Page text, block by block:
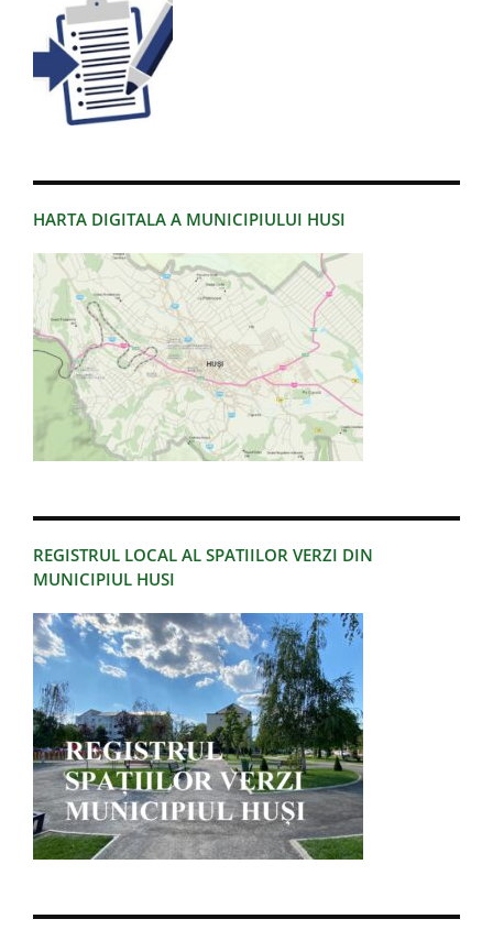
HARTA DIGITALA A MUNICIPIULUI HUSI
REGISTRUL LOCAL AL SPATIILOR VERZI DIN
MUNICIPIUL HUSI